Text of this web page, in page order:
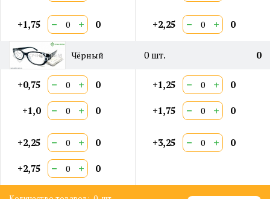
+1,75 − + 0 +2,25 − + 0
Чёрный 0шт. 0
+0,75 − + 0
+1,0 − + 0
+1,25 − + 0
+1,75 − + 0
+2,25 − + 0
+2,75 − + 0
+3,25 − + 0